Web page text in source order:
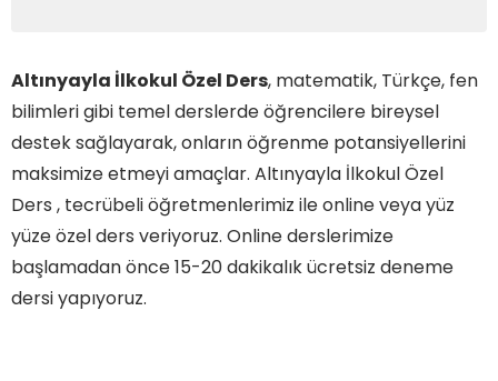
Altınyayla İlkokul Özel Ders, matematik, Türkçe, fen
bilimleri gibi temel derslerde öğrencilere bireysel
destek sağlayarak, onların öğrenme potansiyellerini
maksimize etmeyi amaçlar. Altınyayla İlkokul Özel
Ders , tecrübeli öğretmenlerimiz ile online veya yüz
yüze özel ders veriyoruz. Online derslerimize
başlamadan önce 15-20 dakikalık ücretsiz deneme
dersi yapıyoruz.